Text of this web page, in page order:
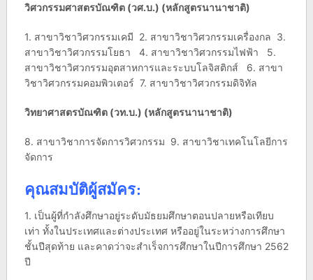
วิศวกรรมศาสตรบัณฑิต (วศ.บ.) (หลักสูตรนานาชาติ)
1. สาขาวิชาวิศวกรรมเคมี 2. สาขาวิชาวิศวกรรมเครื่องกล 3.
สาขาวิชาวิศวกรรมโยธา 4. สาขาวิชาวิศวกรรมไฟฟ้า 5.
สาขาวิชาวิศวกรรมอุตสาหการและระบบโลจิสติกส์ 6. สาขา
วิชาวิศวกรรมคอมพิวเตอร์ 7. สาขาวิชาวิศวกรรมดิจิทัล
วิทยาศาสตรบัณฑิต (วท.บ.) (หลักสูตรนานาชาติ)
8. สาขาวิชาการจัดการวิศวกรรม 9. สาขาวิชาเทคโนโลยีการ
จัดการ
คุณสมบัติผู้สมัคร:
1. เป็นผู้ที่กําลังศึกษาอยู่ระดับมัธยมศึกษาตอนปลายหรือเทียบ
เท่า ทั้งในประเทศและต่างประเทศ หรืออยู่ในระหว่างการศึกษา
ชั้นปีสุดท้าย และคาดว่าจะสําเร็จการศึกษาในปีการศึกษา 2562
ปี